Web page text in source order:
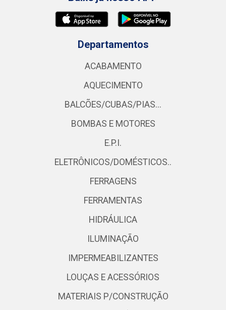
Departamentos
ACABAMENTO
AQUECIMENTO
BALCÕES/CUBAS/PIAS...
BOMBAS E MOTORES
E.P.I.
ELETRÔNICOS/DOMÉSTICOS..
FERRAGENS
FERRAMENTAS
HIDRÁULICA
ILUMINAÇÃO
IMPERMEABILIZANTES
LOUÇAS E ACESSÓRIOS
MATERIAIS P/CONSTRUÇÃO